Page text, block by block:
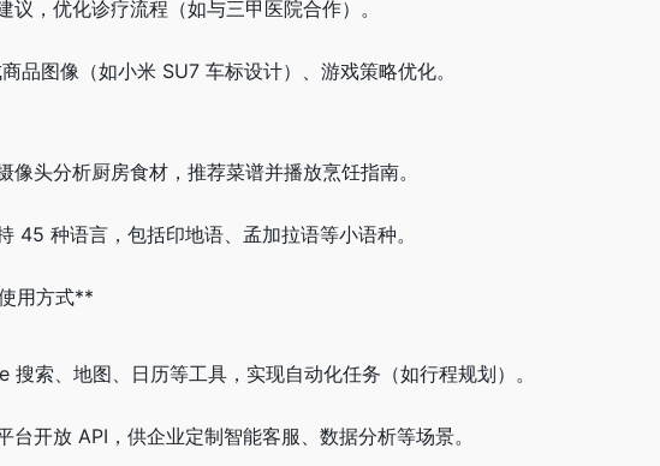
议，优化诊疗流程（如与三甲医院合作）。
品图像（如小米 SU7 车标设计）、游戏策略优化。
像头分析厨房食材，推荐菜谱并播放烹饪指南。
45 种语言，包括印地语、孟加拉语等小语种。
用方式**
搜索、地图、日历等工具，实现自动化任务（如行程规划）。
台开放 API，供企业定制智能客服、数据分析等场景。